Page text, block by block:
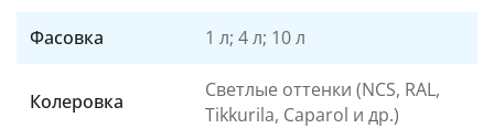
Фасовка 1 л; 4 л; 10 л
Колеровка
Светлые оттенки (NCS, RAL,
Tikkurila, Caparol и др.)